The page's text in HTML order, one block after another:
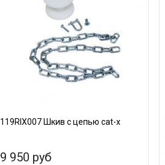
119RIX007 Шкив с цепью cat-х
9 950 руб